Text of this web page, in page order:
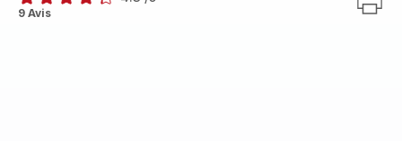
ratings.4.3
9 Avis